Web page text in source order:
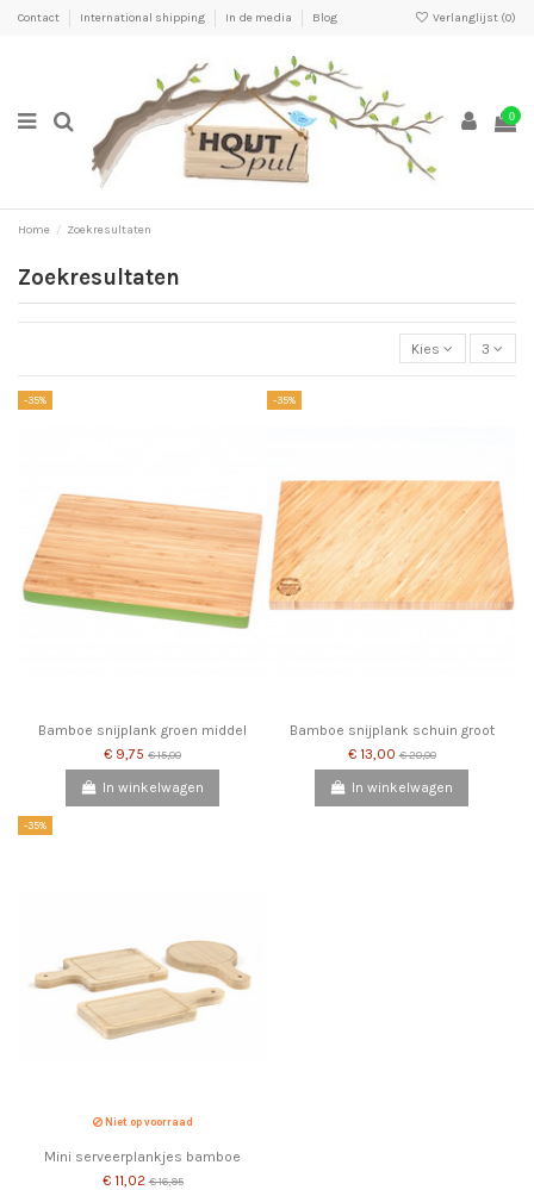
Contact International shipping In de media Blog Verlanglijst (0)
0
Home Zoekresultaten
Zoekresultaten
Kies 3
-35%
Bamboe snijplank groen middel
€ 9,75 € 15,00
In winkelwagen
-35%
Bamboe snijplank schuin groot
€ 13,00€ 20,00
In winkelwagen
-35%
Niet op voorraad
Mini serveerplankjes bamboe
€ 11,02€ 16,95